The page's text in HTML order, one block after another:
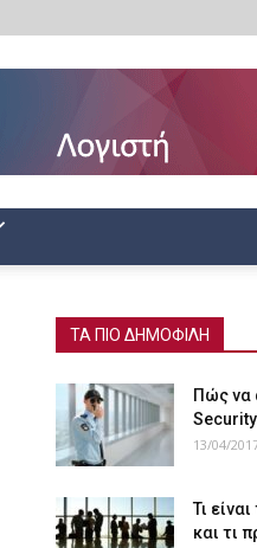
ΤΑ ΠΙΟ ΔΗΜΟΦΙΛΗ
Πώς να
Security
13/04/
Τι
και τι